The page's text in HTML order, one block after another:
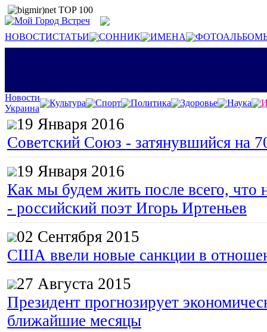
НОВОСТИСТАТЬИ СОННИК ИМЕНА
Новости
Украина
Культура Спорт Политика Здоровье Наука
19 Января 2016
Советский Союз - затянувшийся на
19 Января 2016
Как мы будем жить после всего, что
- российский поэт Игорь Иртеньев
02 Сентября 2015
США ввели новые санкции в
27 Августа 2015
Президент прогнозирует
ближайшие месяцы